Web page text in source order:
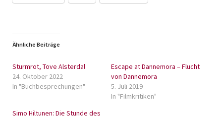
Ähnliche Beiträge
Sturmrot, Tove Alsterdal
24. Oktober 2022
In "Buchbesprechungen"
Escape at Dannemora – Flucht
von Dannemora
5. Juli 2019
In "Filmkritiken"
Simo Hiltunen: Die Stunde des